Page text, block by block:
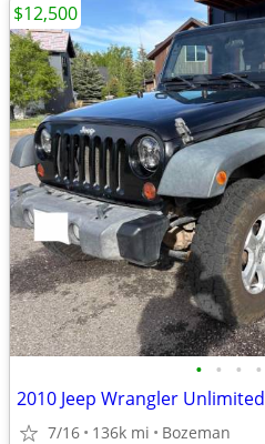
• • • •
2010 Jeep Wrangler Unlimited
7/16 136k mi Bozeman
$12,500